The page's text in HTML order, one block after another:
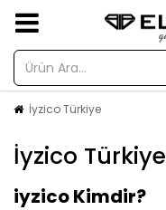
İyzico Türkiye
İyzico Türkiye
iyzico Kimdir?